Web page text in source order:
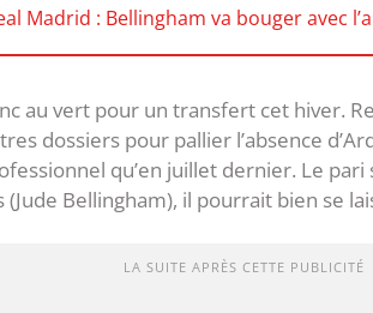
Madrid : Bellingham va bouger avec
au vert pour un transfert cet hiver.
dossiers pour pallier l’absence
qu’en juillet dernier. Le
(Jude Bellingham), il pourrait bien se
LA SUITE APRÈS CETTE PUBLICITÉ